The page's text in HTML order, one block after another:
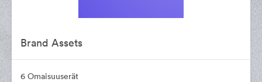
Brand Assets
6 Omaisuuserät